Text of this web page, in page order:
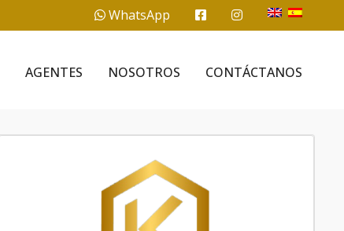
WhatsApp
AGENTES NOSOTROS CONTÁCTANOS